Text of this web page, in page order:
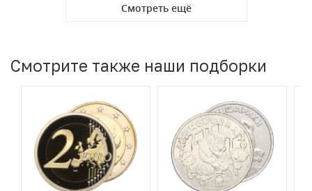
Смотреть ещё
Смотрите также наши подборки